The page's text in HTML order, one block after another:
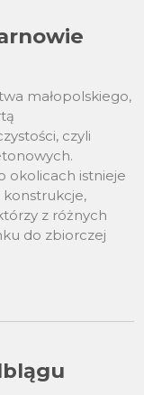
małopolskiego,
czyli
okolicach istnieje
z różnych
do zbiorczej